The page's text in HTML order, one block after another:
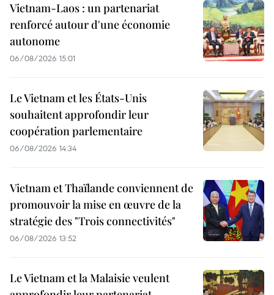
Vietnam-Laos : un partenariat
renforcé autour d'une économie
autonome
06/08/2026 15:01
Le Vietnam et les États-Unis
souhaitent approfondir leur
coopération parlementaire
06/08/2026 14:34
Vietnam et Thaïlande conviennent de
promouvoir la mise en œuvre de la
stratégie des "Trois connectivités"
06/08/2026 13:52
Le Vietnam et la Malaisie veulent